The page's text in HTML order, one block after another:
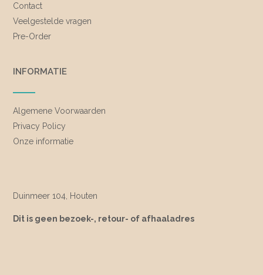
Contact
Veelgestelde vragen
Pre-Order
INFORMATIE
Algemene Voorwaarden
Privacy Policy
Onze informatie
Duinmeer 104, Houten
Dit is geen bezoek-, retour- of afhaaladres